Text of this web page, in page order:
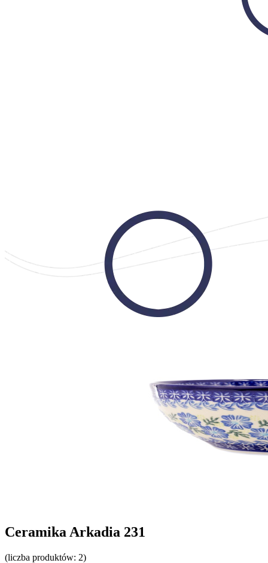
Ceramika Arkadia 231
(liczba produktów: 2)